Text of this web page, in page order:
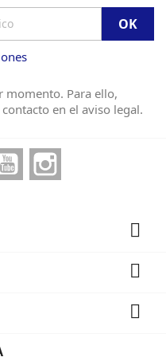
momento. Para ello,
en el aviso legal.
YouTube


